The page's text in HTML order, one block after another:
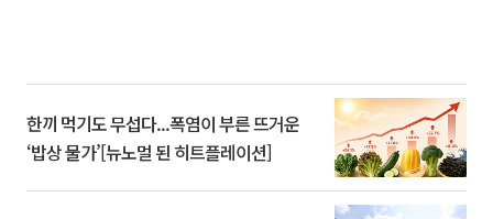
한끼 먹기도 무섭다...폭염이 부른 뜨거운
‘밥상 물가’[뉴노멀 된 히트플레이션]